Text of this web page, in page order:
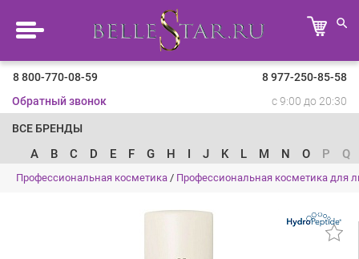
8 800-770-08-59
8 977-250-85-58
Обратный звонок
с 9:00 до 20:30
ВСЕ БРЕНДЫ
A B C D E F G H I J K L M N O P Q
Профессиональная косметика / Профессиональная косметика для